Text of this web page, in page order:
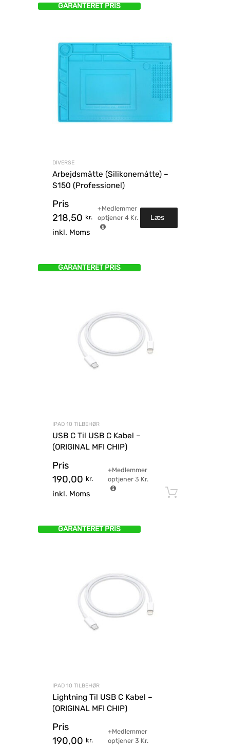
GARANTERET PRIS
DIVERSE
Arbejdsmåtte (Silikonemåtte) –
S150 (Professionel)
Pris
218,50 kr.
inkl. Moms
+Medlemmer
optjener 4Kr. Læs
GARANTERET PRIS
IPAD 10 TILBEHØR
USB C Til USB C Kabel –
(ORIGINAL MFI CHIP)
Pris
190,00 kr.
inkl. Moms
+Medlemmer
optjener3 Kr.
GARANTERET PRIS
IPAD 10 TILBEHØR
Lightning Til USB C Kabel –
(ORIGINAL MFI CHIP)
Pris
190,00 kr.
+Medlemmer
optjener3 Kr.